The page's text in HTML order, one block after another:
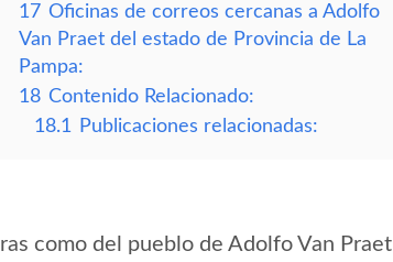
17 Oficinas de correos cercanas a Adolfo
Van Praet del estado de Provincia de La
Pampa:
18 Contenido Relacionado:
18.1
Publicaciones relacionadas:
como del pueblo de Adolfo Van Praet